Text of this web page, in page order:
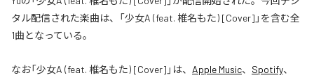
タル配信された楽曲は、「少女A (feat. 椎名もた) [Cover]」を含む全
1曲となっている。
なお「少女A (feat. 椎名もた) [Cover] 」は、 Apple Music、 Spotify、